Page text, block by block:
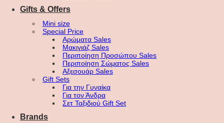
Gifts & Offers
Mini size
Special Price
Αρώματα Sales
Μακιγιάζ Sales
Περιποίηση Προσώπου Sales
Περιποίηση Σώματος Sales
Αξεσουάρ Sales
Gift Sets
Για την Γυναίκα
Για τον Άνδρα
Σετ Ταξιδιού Gift Set
Brands